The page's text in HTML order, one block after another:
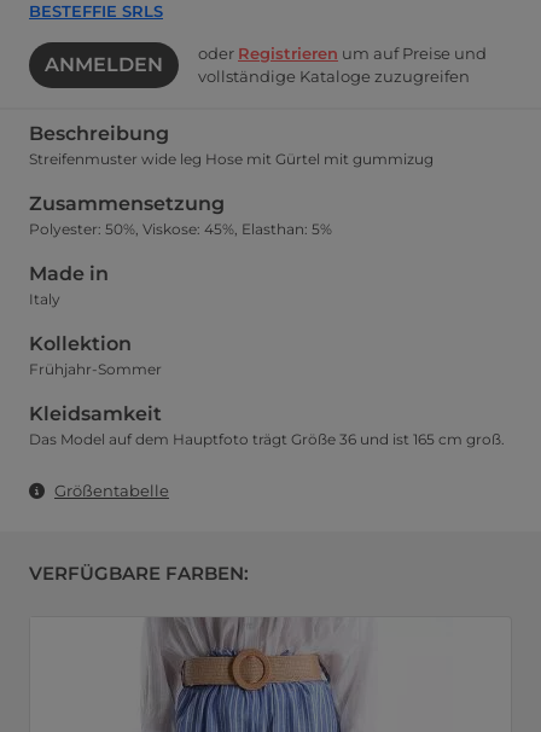
BESTEFFIE SRLS
ANMELDEN oder Registrieren um auf Preise und
vollständige Kataloge zuzugreifen
Beschreibung
Streifenmuster wide leg Hose mit Gürtel mit gummizug
Zusammensetzung
Polyester: 50%, Viskose: 45%, Elasthan: 5%
Made in
Italy
Kollektion
Frühjahr-Sommer
Kleidsamkeit
Das Model auf dem Hauptfoto trägt Größe 36 und ist 165 cm groß.
Größentabelle
VERFÜGBARE FARBEN: